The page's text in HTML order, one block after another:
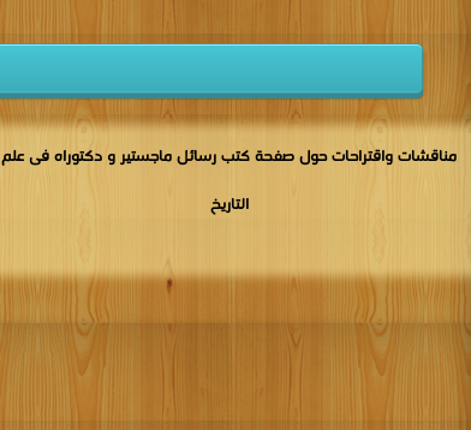
مناقشات واقتراحات حول صفحة كتب رسائل ماجستير و دكتوراه فى علم
التاريخ